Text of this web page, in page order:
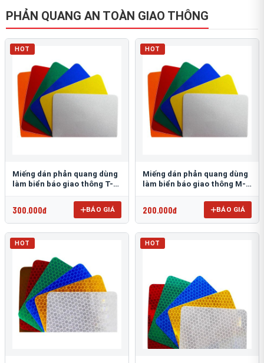
PHẢN QUANG AN TOÀN GIAO THÔNG
HOT
Miếng dán phản quang dùng
làm biển báo giao thông T-
300.000đ BÁO GIÁ
HOT
Miếng dán phản quang dùng
làm biển báo giao thông M-
200.000đ BÁO GIÁ
HOT HOT